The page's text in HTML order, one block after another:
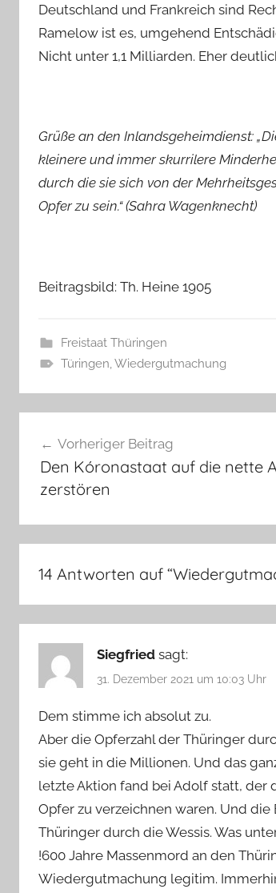
Deutschland und Frankreich sind
Ramelow ist es, umgehend
Nicht unter 1,1 Milliarden. Eher
Grüße an den Inlandsgeheimdienst:
kleinere und immer skurrilere
durch die sie sich von der
Opfer zu sein.“ (Sahra Wagenknecht)
Beitragsbild: Th. Heine 1905
Freistaat Thüringen
Türingen Wiedergutmachung
Vorheriger Beitrag
Den Kóronastaat auf die nette
zerstören
14 Antworten auf “
Siegfried sagt:
31. Dezember 2021 um 10:03 Uhr
Dem stimme ich absolut zu.
Aber die Opferzahl der Thüringer
sie geht in die Millionen. Und das
letzte Aktion fand bei Adolf statt, der
Opfer zu verzeichnen waren. Und
Thüringer durch die Wessis. Was
!600 Jahre Massenmord an den
Wiedergutmachung legitim.